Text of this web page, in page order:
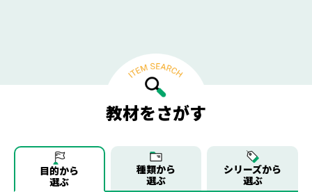
教材をさがす
目的から
選ぶ
種類から
選ぶ
シリーズから
選ぶ